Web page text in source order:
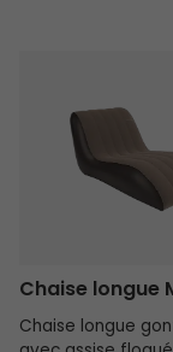
Chaise longue
Chaise longue